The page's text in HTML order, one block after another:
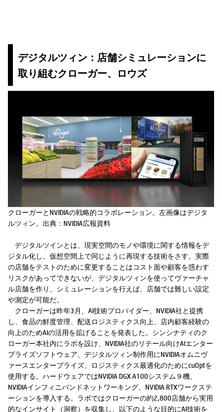
デジタルツィン：店舗シミュレーションに
取り組むクローガー、ロウズ
クローガーとNVIDIAの戦略的コラボレーション。左画像はデジタ
ルツィン。出典：NVIDIA広報資料
デジタルツインとは、現実空間のモノや環境に関する情報をデ
ジタル化し、仮想空間上で同じように再現する技術をさす。実際
の店舗をテストのために変更することはコスト面や顧客を惑わす
リスクがあってできないが、デジタルツィンを使ってヴァーチャ
ル店舗を作り、シミュレーションを行えば、店舗では難しい設定
や測定が可能だ。
クローガーは昨年3月、AI技術プロバイダー、NVIDIA社と提携
し、食品の鮮度管理、配送ロジスティクス向上、店内顧客経験の
向上のためAIの活用を拡げることを発表した。シンシナティのク
ローガー本社内にラボを設け、NVIDIA社のリテール向けAIエンター
プライズソフトウェア、デジタルツィン制作用にNVIDIAオムニヴ
ァースエンタープライズ、ロジスティクス最適化のためにcuOptを
使用する。ハードウェアではNVIDIA DGX A100システム９機、
NVIDIAインフィニバンドネットワーキング、NVIDIA RTXワークステ
ーションを導入する。ラボではクローガーの約2,800店舗から実用
的なインサイト（洞察）を収集し、以下のような目的にAI技術を